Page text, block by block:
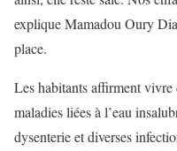
explique Mamadou Oury
place.
Les habitants affirment vivre
maladies liées à l’eau
dysenterie et diverses